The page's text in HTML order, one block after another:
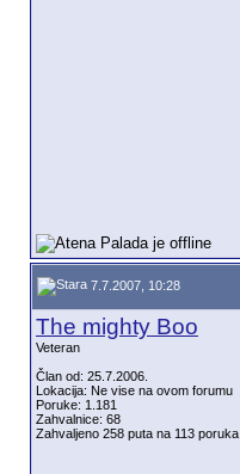
7.7.2007, 10:28
The mighty Boo
Veteran
Član od: 25.7.2006.
Lokacija: Ne vise na ovom forumu
Poruke: 1.181
Zahvalnice: 68
Zahvaljeno 258 puta na 113 poruka